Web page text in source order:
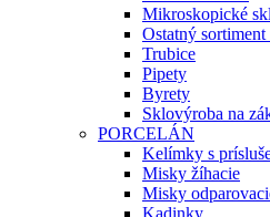
Mikroskopické
Ostatný sortiment
Trubice
Pipety
Byrety
Sklovýroba na
PORCELÁN
Kelímky s
Misky žíhacie
Misky
Kadinky